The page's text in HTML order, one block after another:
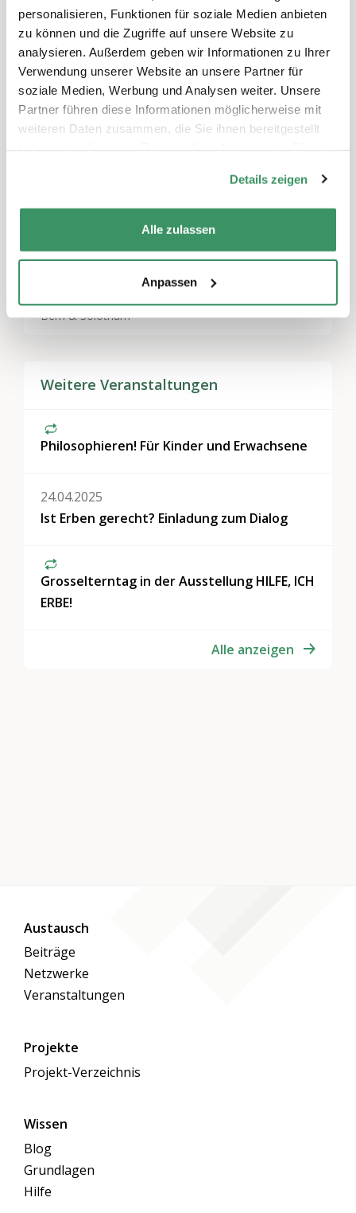
personalisieren, Funktionen für soziale Medien anbieten
zu können und die Zugriffe auf unsere Website zu
analysieren. Außerdem geben wir Informationen zu Ihrer
Verwendung unserer Website an unsere Partner für
soziale Medien, Werbung und Analysen weiter. Unsere
Partner führen diese Informationen möglicherweise mit
weiteren Daten zusammen, die Sie ihnen bereitgestellt
Details zeigen
Alle zulassen
Anpassen
Themen
Freizeitaktivitäten & Spiele
Gemeinnütziges Engagement
Bern & Solothurn
Weitere Veranstaltungen
Philosophieren! Für Kinder und Erwachsene
24.04.2025
Ist Erben gerecht? Einladung zum Dialog
Grosselterntag in der Ausstellung HILFE, ICH
ERBE!
Alle anzeigen
Schreiben Sie einen Kommentar
Sie müssen
angemeldet
sein, um einen
Austausch
Beiträge
Netzwerke
Veranstaltungen
Projekte
Projekt-Verzeichnis
Wissen
Blog
Grundlagen
Hilfe